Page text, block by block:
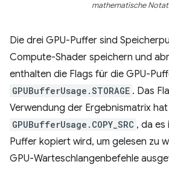
mathematische
Die drei GPU-Puffer sind
Compute-Shader speichern und
enthalten die Flags für die GPU-
GPUBufferUsage.STORAGE . Das
Verwendung der Ergebnismatrix
GPUBufferUsage.COPY_SRC , da es
Puffer kopiert wird, um gelesen zu
GPU-Warteschlangenbefehle